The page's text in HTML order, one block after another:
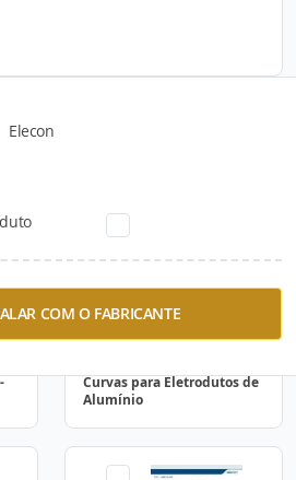
Elecon
COM O FABRICANTE
para Download
Curvas para Eletrodutos de
Alumínio